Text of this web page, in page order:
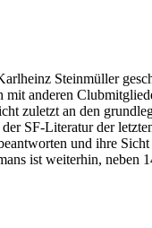
Steinmüller
anderen
zuletzt an den
SF-Literatur der
und ihre
ist weiterhin, neben